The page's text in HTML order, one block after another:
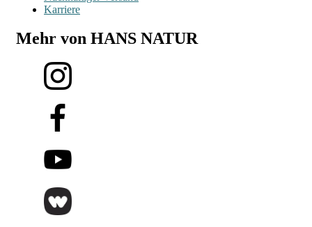
Karriere
Mehr von HANS NATUR